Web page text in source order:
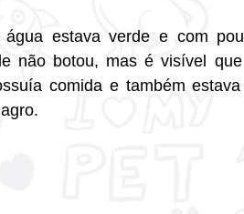
estava verde e com
não botou, mas é visível
comida e também